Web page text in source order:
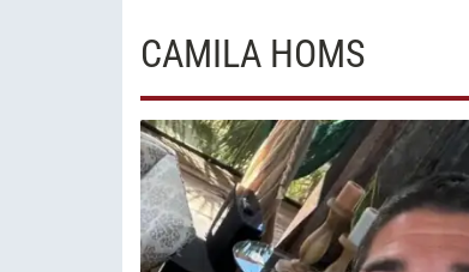
CAMILA HOMS